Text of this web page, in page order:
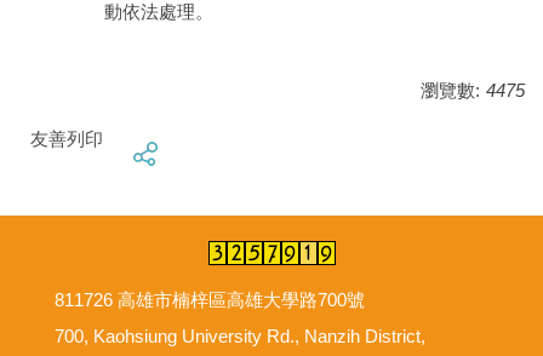
動依法處理。
瀏覽數: 4475
友善列印
811726 高雄市楠梓區高雄大學路700號
700, Kaohsiung University Rd., Nanzih District,